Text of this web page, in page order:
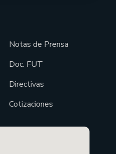
Notas de Prensa
Doc. FUT
Directivas
Cotizaciones